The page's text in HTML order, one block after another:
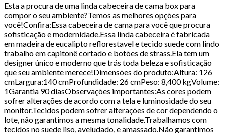
Esta a procura de uma linda cabeceira de cama box para
compor o seu ambiente?Temos as melhores opções para
você!Confira:Essa cabeceira de cama para você que procura
sofisticação e modernidade.Essa linda cabeceira é fabricada
em madeira de eucalipto reflorestavel e tecido suede com lindo
trabalho em capitonê cortado e botões de strass.Ela tem um
designer único e moderno que trás toda beleza e sofisticação
que seu ambiente merece!Dimensões do produto:Altura: 126
cmLargura:140 cmProfundidade: 26 cmPeso: 8,400 kgVolume:
1Garantia 90 diasObservações importantes:As cores podem
sofrer alterações de acordo com a tela e luminosidade do seu
monitor.Tecidos podem sofrer alterações de cor dependendo o
lote, não garantimos a mesma tonalidade.Trabalhamos com
tecidos no suede liso, aveludado, e amassado.Não garantimos